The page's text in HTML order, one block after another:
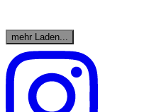
mehr Laden...